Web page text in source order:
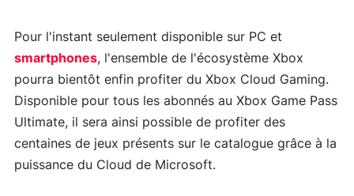
Pour l'instant seulement disponible sur PC et
smartphones, l'ensemble de l'écosystème Xbox
pourra bientôt enfin profiter du Xbox Cloud Gaming.
Disponible pour tous les abonnés au Xbox Game Pass
Ultimate, il sera ainsi possible de profiter des
centaines de jeux présents sur le catalogue grâce à la
puissance du Cloud de Microsoft.